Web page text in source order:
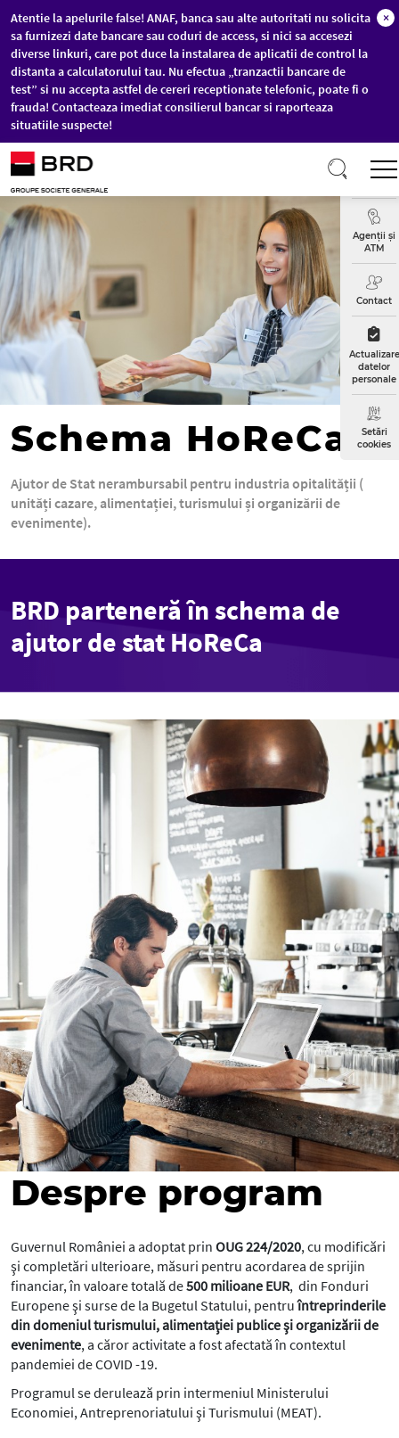
Sari la conținutul principal
Atentie la apelurile false! ANAF, banca sau alte autoritati nu solicita
sa furnizezi date bancare sau coduri de access, si nici sa accesezi
diverse linkuri, care pot duce la instalarea de aplicatii de control la
distanta a calculatorului tau. Nu efectua „tranzactii bancare de
test” si nu accepta astfel de cereri receptionate telefonic, poate fi o
frauda! Contacteaza imediat consilierul bancar si raporteaza
situatiile suspecte!
×
Curs
Agenții și
ATM
Contact
datelor
personale
Setări
cookies
Schema HoReCa
Ajutor de Stat nerambursabil pentru industria opitalității (
unități cazare, alimentației, turismului și organizării de
evenimente).
BRD parteneră în schema de
ajutor de stat HoReCa
Despre program
Guvernul României a adoptat prin OUG 224/2020, cu modificări
şi completări ulterioare, măsuri pentru acordarea de sprijin
financiar, în valoare totală de500 milioane EUR, din Fonduri
Europene şi surse de la Bugetul Statului, pentruîntreprinderile
din domeniul turismului, alimentaţiei publice şi organizării de
evenimente, a căror activitate a fost afectată în contextul
pandemiei de COVID -19.
Programul se derulează prin intermeniul Ministerului
Economiei, Antreprenoriatului şi Turismului (MEAT).